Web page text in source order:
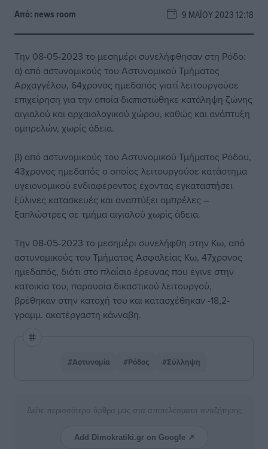
Από: news room 9 ΜΑΪ́ΟΥ 2023 12:18
Την 08-05-2023 το μεσημέρι συνελήφθησαν στη Ρόδο:
α) από αστυνομικούς του Αστυνομικού Τμήματος
Αρχαγγέλου, 64χρονος ημεδαπός γιατί λειτουργούσε
επιχείρηση για την οποία διαπιστώθηκε κατάληψη ζώνης
αιγιαλού και αρχαιολογικού χώρου, καθώς και ανάπτυξη
ομπρελών, χωρίς άδεια.
β) από αστυνομικούς του Αστυνομικού Τμήματος Ρόδου,
43χρονος ημεδαπός ο οποίος λειτουργούσε κατάστημα
υγειονομικού ενδιαφέροντος έχοντας εγκαταστήσει
ξύλινες κατασκευές και αναπτύξει ομπρέλες –
ξαπλώστρες σε τμήμα αιγιαλού χωρίς άδεια.
Την 08-05-2023 το μεσημέρι συνελήφθη στην Κω, από
αστυνομικούς του Τμήματος Ασφαλείας Κω, 47χρονος
ημεδαπός, διότι στο πλαίσιο έρευνας που έγινε στην
κατοικία του, παρουσία δικαστικού λειτουργού,
βρέθηκαν στην κατοχή του και κατασχέθηκαν -18,2-
γραμμ. ακατέργαστη κάνναβη.
#Αστυνομία #Ρόδος #Σύλληψη
Δείτε περισσότερα άρθρα μας στα αποτελέσματα αναζήτησης
Add Dimokratiki.gr on Google ↗